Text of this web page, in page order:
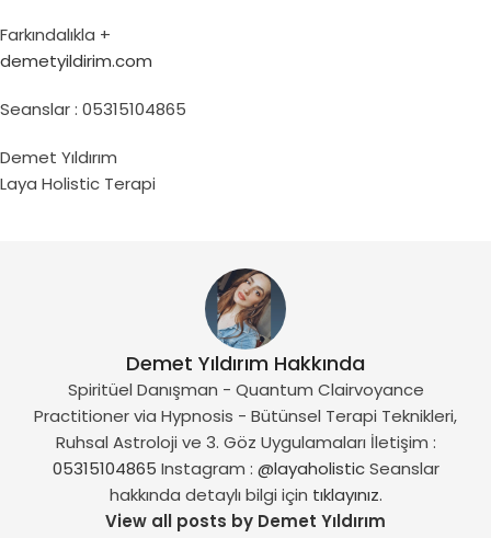
Farkındalıkla +
demetyildirim.com
Seanslar : 05315104865
Demet Yıldırım
Laya Holistic Terapi
Demet Yıldırım Hakkında
Spiritüel Danışman - Quantum Clairvoyance
Practitioner via Hypnosis - Bütünsel Terapi Teknikleri,
Ruhsal Astroloji ve 3. Göz Uygulamaları İletişim :
05315104865 Instagram : @layaholisticSeanslar
hakkında detaylı bilgi için tıklayınız.
View all posts by Demet Yıldırım